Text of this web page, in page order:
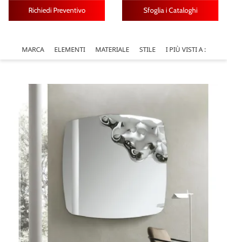
Richiedi Preventivo Sfoglia i Cataloghi
MARCA ELEMENTI MATERIALE STILE I PIÙ VISTI A :